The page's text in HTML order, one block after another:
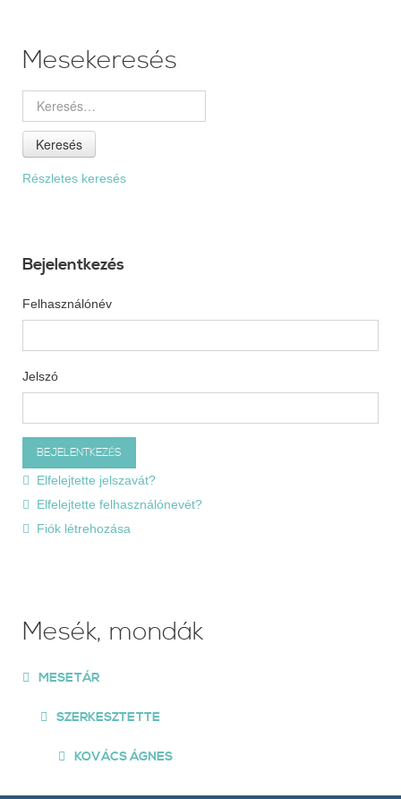
Mesekeresés
Keresés
Részletes keresés
Bejelentkezés
Felhasználónév
Jelszó
Elfelejtette jelszavát?
Elfelejtette felhasználónevét?
Fiók létrehozása
Mesék, mondák
MESETÁR
SZERKESZTETTE
KOVÁCS ÁGNES